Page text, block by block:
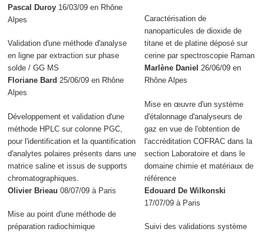
Pascal Duroy 16/03/09 en Rhône
Alpes
Validation d'une méthode d'analyse
en ligne par extraction sur phase
solde / GG MS
Floriane Bard 25/06/09 en Rhône
Alpes
Développement et validation d'une
méthode HPLC sur colonne PGC,
pour l'identification et la quantification
d'analytes polaires présents dans une
matrice saline et issus de supports
chromatographiques.
Olivier Brieau 08/07/09 à Paris
Mise au point d'une méthode de
préparation radiochimique
Caractérisation de
nanoparticules de dioxide de
titane et de platine déposé sur
cerine par spectroscopie Raman
Marlène Daniel 26/06/09 en
Rhône Alpes
Mise en œuvre d'un système
d'étalonnage d'analyseurs de
gaz en vue de l'obtention de
l'accréditation COFRAC dans la
section Laboratoire et dans le
domaine chimie et matériaux de
référence
Edouard De Wilkonski
17/07/09 à Paris
Suivi des validations système